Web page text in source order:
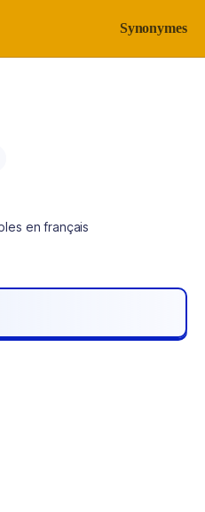
Synonymes
en français